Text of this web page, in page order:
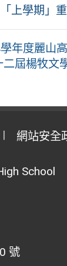
上學期」
年度麗山
二屆楊牧文
網站安全
School
號